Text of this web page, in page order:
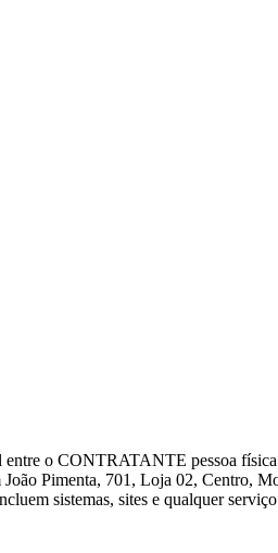
o CONTRATANTE pessoa
Pimenta, 701, Loja 02, Centro,
sistemas, sites e qualquer